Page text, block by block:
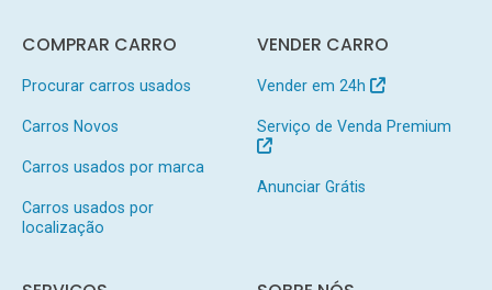
COMPRAR CARRO
Procurar carros usados
Carros Novos
Carros usados por marca
Carros usados por
localização
VENDER CARRO
Vender em 24h
Serviço de Venda Premium
Anunciar Grátis